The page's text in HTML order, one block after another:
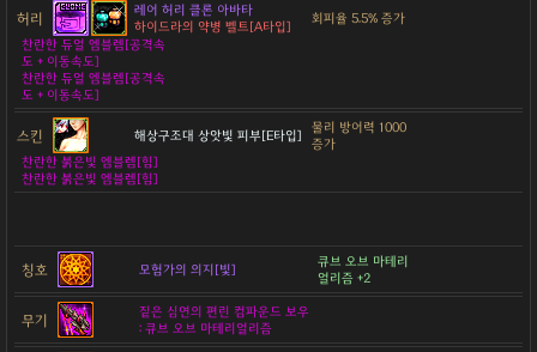
허리
레어 허리 클론 아바타
하이드라의 약병 벨트[A타입]
회피율 5.5% 증가
찬란한 듀얼 엠블렘[공격속
도 + 이동속도]
찬란한 듀얼 엠블렘[공격속
도 + 이동속도]
스킨 해상구조대 상앗빛 피부[E타입]
물리 방어력 1000
증가
찬란한 붉은빛 엠블렘[힘]
찬란한 붉은빛 엠블렘[힘]
칭호 모험가의 의지[빛]
큐브 오브 마테리
얼리즘 +2
무기
짙은 심연의 편린 컴파운드 보우
: 큐브 오브 마테리얼리즘